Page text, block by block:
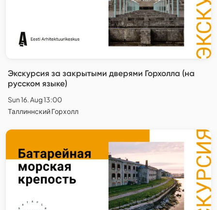
Экскурсия за закрытыми дверями Горхолла (на
русском языке)
Sun 16. Aug 13:00
Таллиннский Горхолл